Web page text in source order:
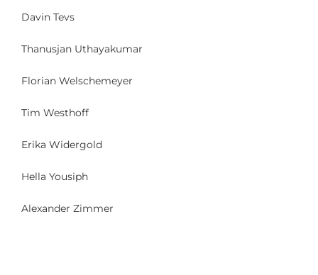
Davin Tevs
Thanusjan Uthayakumar
Florian Welschemeyer
Tim Westhoff
Erika Widergold
Hella Yousiph
Alexander Zimmer